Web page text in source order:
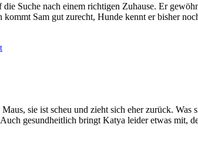
Suche nach einem richtigen Zuhause. Er
Sam gut zurecht, Hunde kennt er bisher
sie ist scheu und zieht sich eher zurück.
gesundheitlich bringt Katya leider etwas mit,